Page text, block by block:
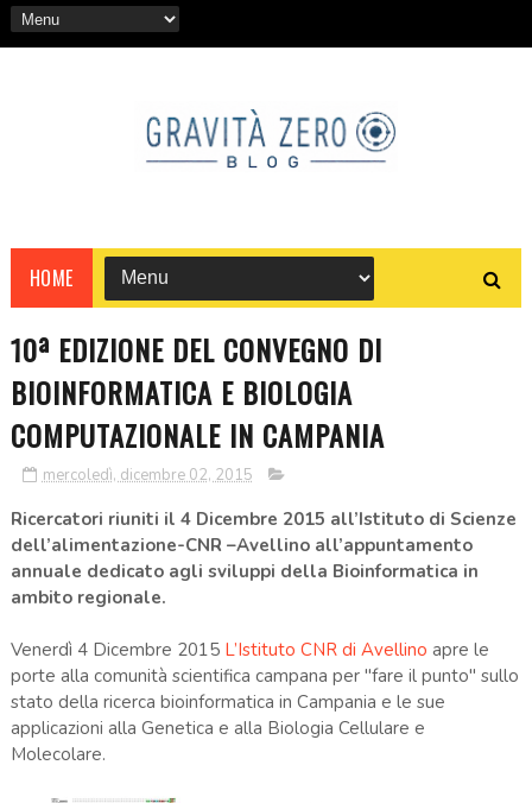
HOME
10ª EDIZIONE DEL CONVEGNO DI
BIOINFORMATICA E BIOLOGIA
COMPUTAZIONALE IN CAMPANIA
mercoledì, dicembre 02, 2015
Ricercatori riuniti il 4 Dicembre 2015 all’Istituto di Scienze
dell’alimentazione-CNR –Avellino all’appuntamento
annuale dedicato agli sviluppi della Bioinformatica in
ambito regionale.
Venerdì 4 Dicembre 2015L’Istituto CNR di Avellino apre le
porte alla comunità scientifica campana per "fare il punto" sullo
stato della ricerca bioinformatica in Campania e le sue
applicazioni alla Genetica e alla Biologia Cellulare e
Molecolare.